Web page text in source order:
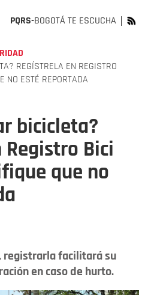
PQRS-BOGOTÁ TE ESCUCHA
REGÍSTRELA EN REGISTRO
NO ESTÉ REPORTADA
bicicleta?
Bici
que no
registrarla facilitará su
en caso de hurto.